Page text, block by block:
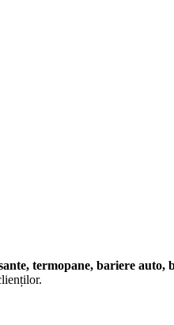
termopane, bariere auto,